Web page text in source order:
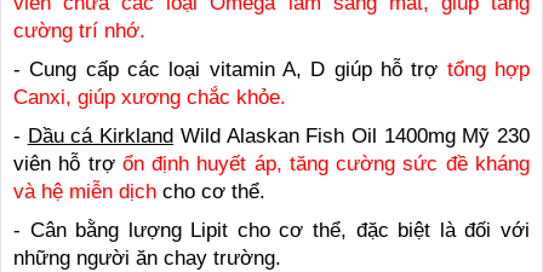
cường trí nhớ.
- Cung cấp các loại vitamin A, D giúp hỗ trợ tổng hợp
Canxi, giúp xương chắc khỏe.
- Dầu cá Kirkland Wild Alaskan Fish Oil 1400mg Mỹ 230
viên hỗ trợổn định huyết áp, tăng cường sức đề kháng
và hệ miễn dịch cho cơ thể.
- Cân bằng lượng Lipit cho cơ thể, đặc biệt là đối với
những người ăn chay trường.